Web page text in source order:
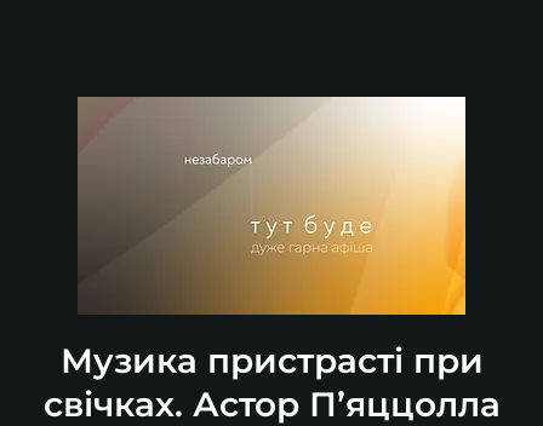
Музика пристрасті при
свічках. Астор П’яццолла